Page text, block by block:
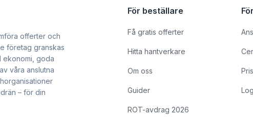
offerter och
företag granskas
ekonomi, goda
våra anslutna
– för din
För beställare
Få gratis offerter
Hitta hantverkare
Om oss
Guider
ROT-avdrag 2026